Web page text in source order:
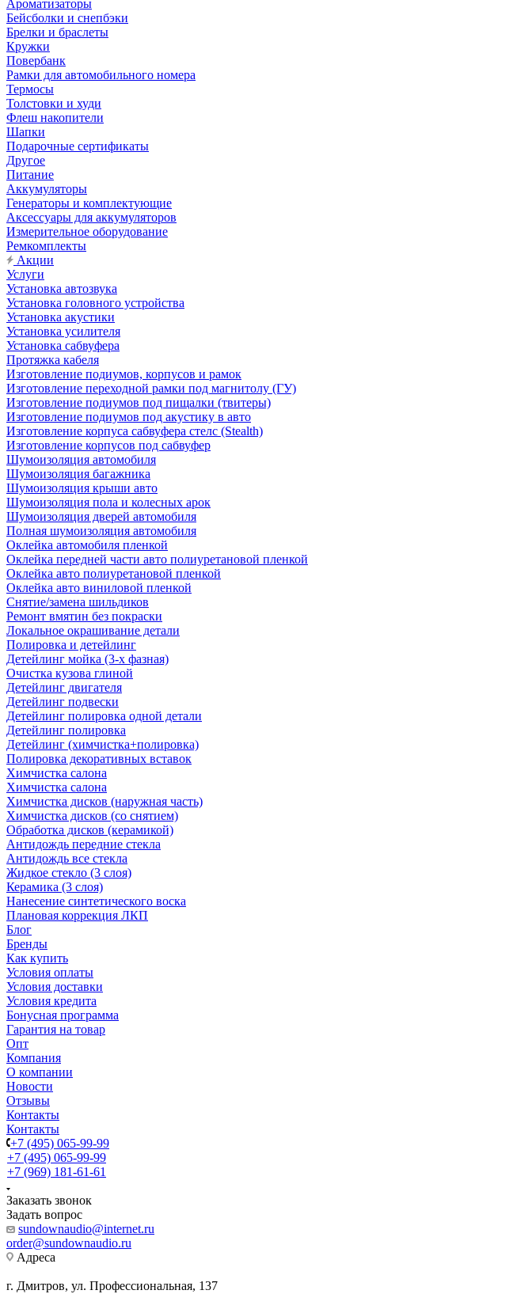
Ароматизаторы
Бейсболки и снепбэки
Брелки и браслеты
Кружки
Повербанк
Рамки для автомобильного номера
Термосы
Толстовки и худи
Флеш накопители
Шапки
Подарочные сертификаты
Другое
Питание
Аккумуляторы
Генераторы и комплектующие
Аксессуары для аккумуляторов
Измерительное оборудование
Ремкомплекты
Акции
Услуги
Установка автозвука
Установка головного устройства
Установка акустики
Установка усилителя
Установка сабвуфера
Протяжка кабеля
Изготовление подиумов, корпусов и рамок
Изготовление переходной рамки под магнитолу (ГУ)
Изготовление подиумов под пищалки (твитеры)
Изготовление подиумов под акустику в авто
Изготовление корпуса сабвуфера стелс (Stealth)
Изготовление корпусов под сабвуфер
Шумоизоляция автомобиля
Шумоизоляция багажника
Шумоизоляция крыши авто
Шумоизоляция пола и колесных арок
Шумоизоляция дверей автомобиля
Полная шумоизоляция автомобиля
Оклейка автомобиля пленкой
Оклейка передней части авто полиуретановой пленкой
Оклейка авто полиуретановой пленкой
Оклейка авто виниловой пленкой
Снятие/замена шильдиков
Ремонт вмятин без покраски
Локальное окрашивание детали
Полировка и детейлинг
Детейлинг мойка (3-х фазная)
Очистка кузова глиной
Детейлинг двигателя
Детейлинг подвески
Детейлинг полировка одной детали
Детейлинг полировка
Детейлинг (химчистка+полировка)
Полировка декоративных вставок
Химчистка салона
Химчистка салона
Химчистка дисков (наружная часть)
Химчистка дисков (со снятием)
Обработка дисков (керамикой)
Антидождь передние стекла
Антидождь все стекла
Жидкое стекло (3 слоя)
Керамика (3 слоя)
Нанесение синтетического воска
Плановая коррекция ЛКП
Блог
Бренды
Как купить
Условия оплаты
Условия доставки
Условия кредита
Бонусная программа
Гарантия на товар
Опт
Компания
О компании
Новости
Отзывы
Контакты
Контакты
+7 (495) 065-99-99
+7 (495) 065-99-99
+7 (969) 181-61-61
Заказать звонок
Задать вопрос
sundownaudio@internet.ru
order@sundownaudio.ru
Адреса
г. Дмитров, ул. Профессиональная, 137